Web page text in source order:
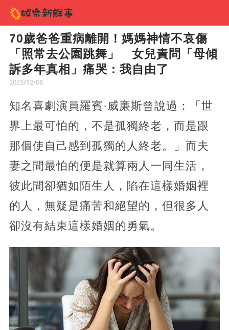
70歲爸爸重病離開！媽媽神情不哀傷
「照常去公園跳舞」 女兒責問「母傾
訴多年真相」痛哭：我自由了
2023/12/06
知名喜劇演員羅賓·威廉斯曾說過：「世
界上最可怕的，不是孤獨終老，而是跟
那個使自己感到孤獨的人終老。」而夫
妻之間最怕的便是就算兩人一同生活，
彼此間卻猶如陌生人，陷在這樣婚姻裡
的人，無疑是痛苦和絕望的，但很多人
卻沒有結束這樣婚姻的勇氣。